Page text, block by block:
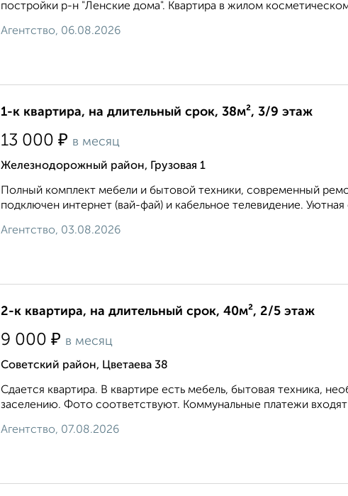
постройки р-н "Ленские дома". Квартира в жилом
Агентство, 06.08.2026
1-к квартира, на длительный срок, 38м², 3/9 этаж
13 000 ₽ в месяц
Железнодорожный район, Грузовая 1
Полный комплект мебели и бытовой техники, современный
подключен интернет (вай-фай) и кабельное телевидение.
Агентство, 03.08.2026
2-к квартира, на длительный срок, 40м², 2/5 этаж
9 000 ₽ в месяц
Советский район, Цветаева 38
Сдается квартира. В квартире есть мебель, бытовая техника,
заселению. Фото соответствуют. Коммунальные платежи
Агентство, 07.08.2026